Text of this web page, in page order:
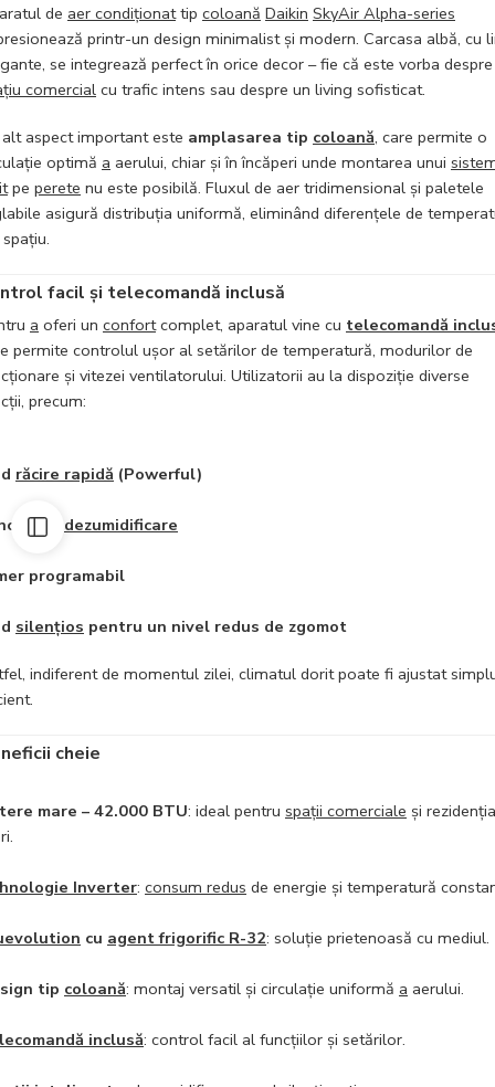
de aer condiționattip coloană Daikin SkyAir Alpha-series
printr-un design minimalist și modern. Carcasa albă, cu
se integrează perfect în orice decor – fie că este vorba
comercial cu trafic intens sau despre un living sofisticat.
aspect important este amplasarea tip coloană, care permite o
optimă a aerului, chiar și în încăperi unde montarea unui
pe perete nu este posibilă. Fluxul de aer tridimensional și paletele
asigură distribuția uniformă, eliminând diferențele de
facil și telecomandă inclusă
a oferi un confortcomplet, aparatul vine cu telecomandă
permite controlul ușor al setărilor de temperatură, modurilor de
și vitezei ventilatorului. Utilizatorii au la dispoziție diverse
precum:
răcire rapidă (Powerful)
de dezumidificare
programabil
silențios pentru un nivel redus de zgomot
indiferent de momentul zilei, climatul dorit poate fi ajustat
cheie
mare – 42.000 BTU: ideal pentru spații comerciale și
Inverter: consum redus de energie și temperatură
cu agent frigorific R-32: soluție prietenoasă cu mediul.
tip coloană: montaj versatil și circulație uniformă a aerului.
inclusă: control facil al funcțiilor și setărilor.